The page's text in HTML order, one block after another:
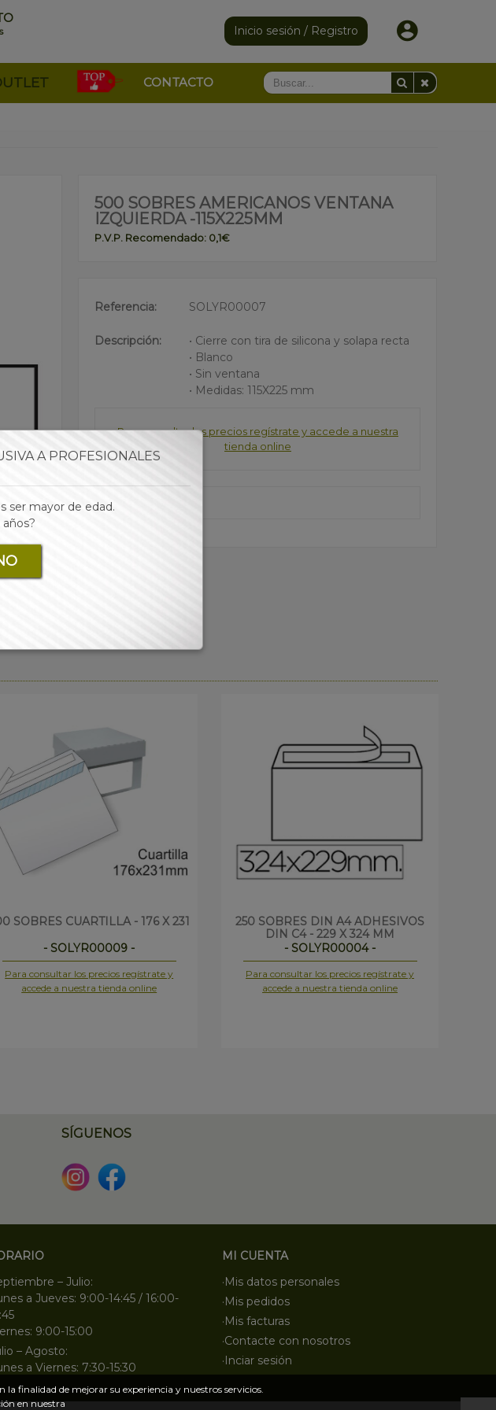
Inicio sesión / Registro
CONTACTO
500 SOBRES AMERICANOS VENTANA
IZQUIERDA -115X225MM
P.V.P. Recomendado: 0,1€
Referencia: SOLYR00007
Descripción:
• Cierre con tira de silicona y solapa recta
• Blanco
• Sin ventana
• Medidas: 115X225 mm
Para consultar los precios regístrate y accede a nuestra
tienda online
SOBRES CUARTILLA - 176 X 231
- SOLYR00009 -
Para consultar los precios regístrate y
accede a nuestra tienda online
250 SOBRES DIN A4 ADHESIVOS
DIN C4 - 229 X 324 MM
- SOLYR00004 -
Para consultar los precios regístrate y
accede a nuestra tienda online
SÍGUENOS
– Julio:
a Jueves: 9:00-14:45 / 16:00-
9:00-15:00
– Agosto:
a Viernes: 7:30-15:30
MI CUENTA
·Mis datos personales
·Mis pedidos
·Mis facturas
·Contacte con nosotros
·Inciar sesión
A PROFESIONALES
ser mayor de edad.
finalidad de mejorar su experiencia y nuestros servicios.
en nuestra